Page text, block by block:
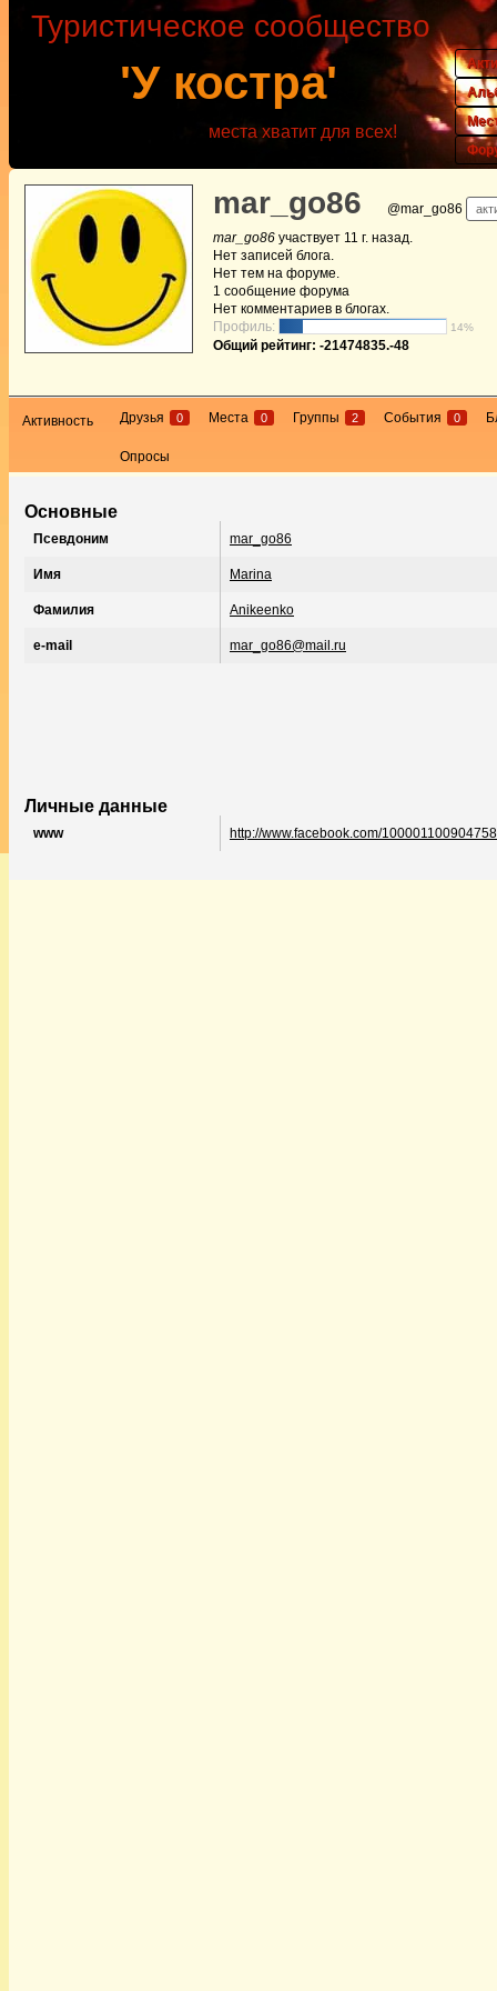
'У костра'
Туристическое сообщество
места хватит для всех!
mar_go86 @mar_go86
mar_go86 участвует 11 г. назад.
Нет записей блога.
Нет тем на форуме.
1 сообщение форума
Нет комментариев в блогах.
Профиль:
14%
Общий рейтинг: -21474835.-48
Активность Друзья 0 Места 0 Группы 2 События 0
Опросы
Основные
Псевдоним mar_go86
Имя Marina
Фамилия Anikeenko
e-mail mar_go86@mail.ru
Личные данные
www http://www.facebook.com/100001100904758